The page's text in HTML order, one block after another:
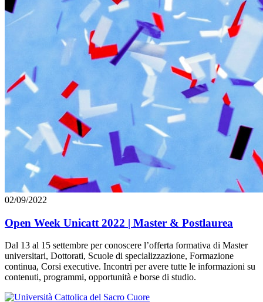
02/09/2022
Open Week Unicatt 2022 | Master & Postlaurea
Dal 13 al 15 settembre per conoscere l’offerta formativa di Master
universitari, Dottorati, Scuole di specializzazione, Formazione
continua, Corsi executive. Incontri per avere tutte le informazioni su
contenuti, programmi, opportunità e borse di studio.